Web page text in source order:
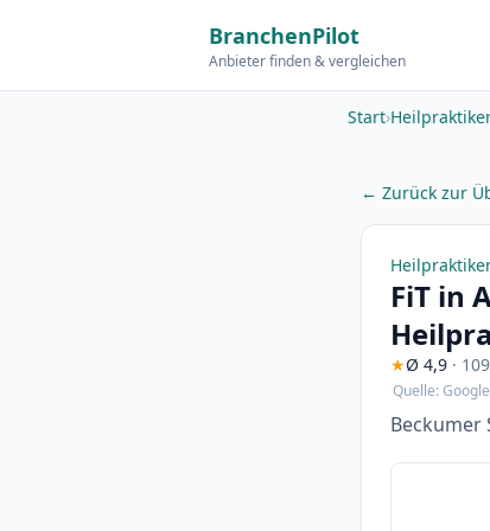
BranchenPilot
Anbieter finden & vergleichen
Start›
← Zurück zur
FiT in
★Ø 4,9 ·
Quelle:
Beckumer